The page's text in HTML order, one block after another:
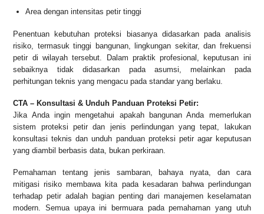
Area dengan intensitas petir tinggi
Penentuan kebutuhan proteksi biasanya didasarkan pada analisis
risiko, termasuk tinggi bangunan, lingkungan sekitar, dan frekuensi
petir di wilayah tersebut. Dalam praktik profesional, keputusan ini
sebaiknya tidak didasarkan pada asumsi, melainkan pada
perhitungan teknis yang mengacu pada standar yang berlaku.
CTA – Konsultasi & Unduh Panduan Proteksi Petir:
Jika Anda ingin mengetahui apakah bangunan Anda memerlukan
sistem proteksi petir dan jenis perlindungan yang tepat, lakukan
konsultasi teknis dan unduh panduan proteksi petir agar keputusan
yang diambil berbasis data, bukan perkiraan.
Pemahaman tentang jenis sambaran, bahaya nyata, dan cara
mitigasi risiko membawa kita pada kesadaran bahwa perlindungan
terhadap petir adalah bagian penting dari manajemen keselamatan
modern. Semua upaya ini bermuara pada pemahaman yang utuh